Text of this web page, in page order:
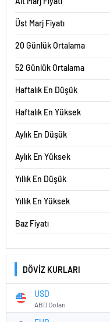
Üst Marj Fiyatı
20 Günlük Ortalama
52 Günlük Ortalama
Haftalık En Düşük
Haftalık En Yüksek
Aylık En Düşük
Aylık En Yüksek
Yıllık En Düşük
Yıllık En Yüksek
Baz Fiyatı
DÖVİZ KURLARI
USD
ABD Doları